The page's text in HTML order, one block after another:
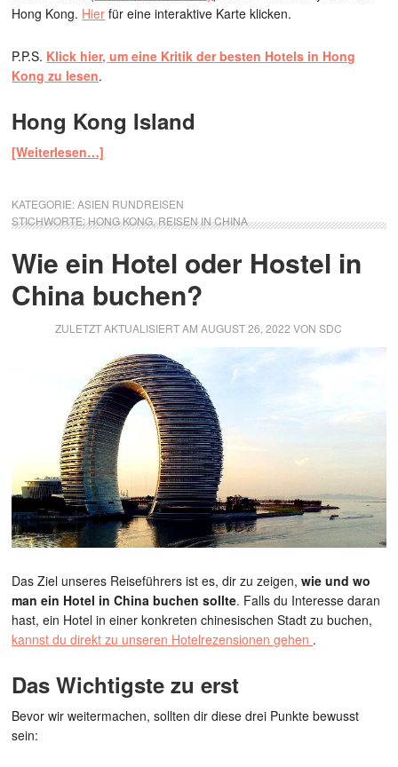
Hong Kong. Hier für eine interaktive Karte klicken.
P.P.S. Klick hier, um eine Kritik der besten Hotels in Hong
Kong zu lesen.
Hong Kong Island
[Weiterlesen…]
KATEGORIE:ASIEN RUNDREISEN
STICHWORTE:HONG KONG,REISEN IN CHINA
Wie ein Hotel oder Hostel in
China buchen?
ZULETZT AKTUALISIERT AMAUGUST 26, 2022 VONSDC
Das Ziel unseres Reiseführers ist es, dir zu zeigen, wie und wo
man ein Hotel in China buchen sollte. Falls du Interesse daran
hast, ein Hotel in einer konkreten chinesischen Stadt zu buchen,
kannst du direkt zu unseren Hotelrezensionen gehen .
Das Wichtigste zu erst
Bevor wir weitermachen, sollten dir diese drei Punkte bewusst
sein: